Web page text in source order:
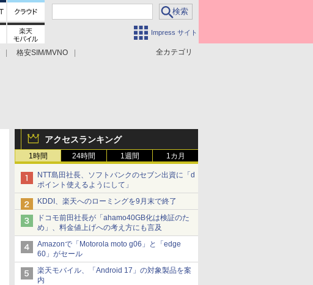
Impress サイト
全カテゴリ
格安SIM/MVNO
アクセスランキング
1時間 24時間 1週間 1カ月
NTT島田社長、ソフトバンクのセブン出資に「d
ポイント使えるようにして」
KDDI、楽天へのローミングを9月末で終了
ドコモ前田社長が「ahamo40GB化は検証のた
め」、料金値上げへの考え方にも言及
Amazonで「Motorola moto g06」と「edge
60」がセール
楽天モバイル、「Android 17」の対象製品を案
内